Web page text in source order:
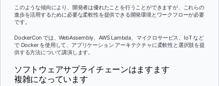
このような傾向により、開発者は優れたことを行うことができますが、これらの
進歩を活用するために必要な柔軟性を提供できる開発環境とワークフローが必要
です。
DockerCon では、WebAssembly、AWS Lambda、マイクロサービス、IoT など
で Docker を使用して、アプリケーション アーキテクチャに柔軟性と選択肢を提
供する方法について講演します。
ソフトウェアサプライチェーンはますます
複雑になっています